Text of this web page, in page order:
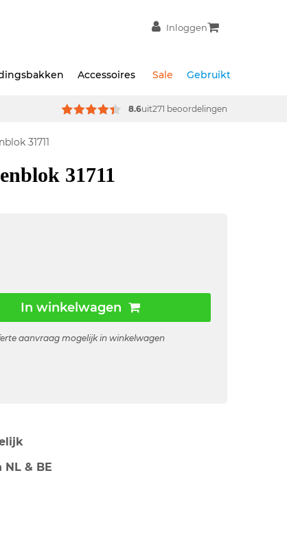
Inloggen
Accessoires Sale Gebruikt
8.6uit271 beoordelingen
31711
31711
In winkelwagen
aanvraag mogelijk in winkelwagen
NL & BE